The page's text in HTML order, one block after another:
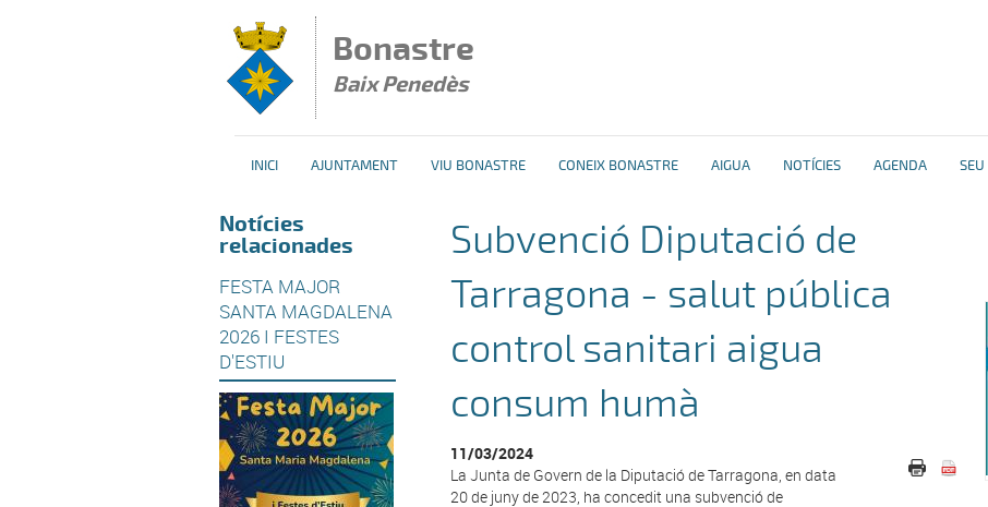
Bonastre
Baix Penedès
INICI AJUNTAMENT VIU BONASTRE CONEIX BONASTRE AIGUA NOTÍCIES AGENDA SEU
Notícies
relacionades
FESTA MAJOR
SANTA MAGDALENA
2026 I FESTES
D'ESTIU
Subvenció Diputació de
Tarragona - salut pública
control sanitari aigua
consum humà
11/03/2024
La Junta de Govern de la Diputació de Tarragona, en data
20 de juny de 2023, ha concedit una subvenció de